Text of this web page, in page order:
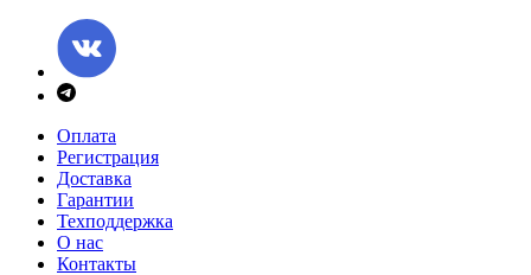
Оплата
Регистрация
Доставка
Гарантии
Техподдержка
О нас
Контакты